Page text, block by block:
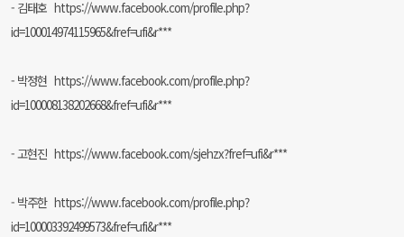
- 김태호 https://www.facebook.com/profile.php?
id=100014974115965&fref=ufi&r***
- 박정현 https://www.facebook.com/profile.php?
id=100008138202668&fref=ufi&r***
- 고현진 https://www.facebook.com/sjehzx?fref=ufi&r***
- 박주한 https://www.facebook.com/profile.php?
id=100003392499573&fref=ufi&r***